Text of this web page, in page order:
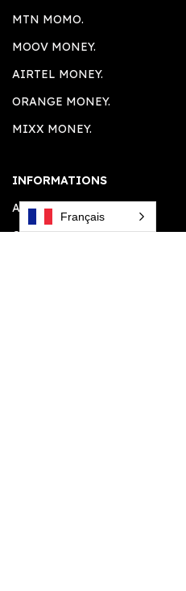
MTN MOMO.
MOOV MONEY.
AIRTEL MONEY.
ORANGE MONEY.
MIXX MONEY.
INFORMATIONS
A PROPOS.
CONTACT.
Français